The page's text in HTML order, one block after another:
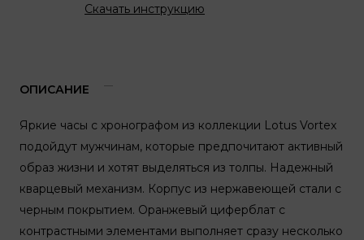
Скачать инструкцию
ОПИСАНИЕ
Яркие часы с хронографом из коллекции Lotus Vortex
подойдут мужчинам, которые предпочитают активный
образ жизни и хотят выделяться из толпы. Надежный
кварцевый механизм. Корпус из нержавеющей стали с
черным покрытием. Оранжевый циферблат с
контрастными элементами выполняет сразу несколько